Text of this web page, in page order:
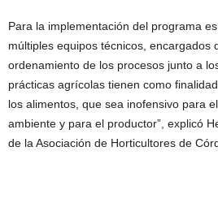
Para la implementación del programa
múltiples equipos técnicos, encargados
ordenamiento de los procesos junto a
prácticas agrícolas tienen como
los alimentos, que sea inofensivo para
ambiente y para el productor”, explicó
de la Asociación de Horticultores de